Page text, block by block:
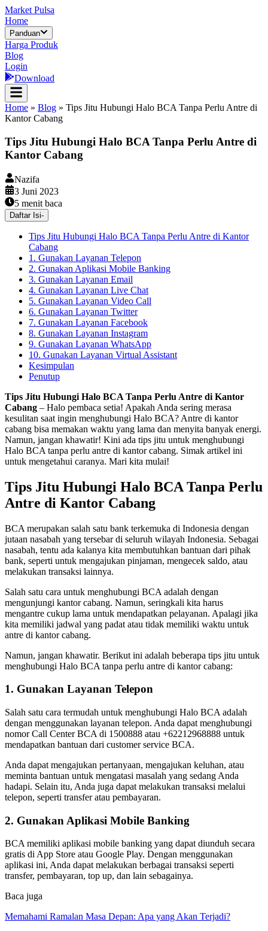
Market Pulsa
Home
Panduan
Harga Produk
Blog
Login
Download
Home » Blog » Tips Jitu Hubungi Halo BCA Tanpa Perlu Antre di
Kantor Cabang
Tips Jitu Hubungi Halo BCA Tanpa Perlu Antre di
Kantor Cabang
Nazifa
3 Juni 2023
5 menit baca
Daftar Isi-
Tips Jitu Hubungi Halo BCA Tanpa Perlu Antre di Kantor
Cabang
1. Gunakan Layanan Telepon
2. Gunakan Aplikasi Mobile Banking
3. Gunakan Layanan Email
4. Gunakan Layanan Live Chat
5. Gunakan Layanan Video Call
6. Gunakan Layanan Twitter
7. Gunakan Layanan Facebook
8. Gunakan Layanan Instagram
9. Gunakan Layanan WhatsApp
10. Gunakan Layanan Virtual Assistant
Kesimpulan
Penutup
Tips Jitu Hubungi Halo BCA Tanpa Perlu Antre di Kantor
Cabang – Halo pembaca setia! Apakah Anda sering merasa
kesulitan saat ingin menghubungi Halo BCA? Antre di kantor
cabang bisa memakan waktu yang lama dan menyita banyak energi.
Namun, jangan khawatir! Kini ada tips jitu untuk menghubungi
Halo BCA tanpa perlu antre di kantor cabang. Simak artikel ini
untuk mengetahui caranya. Mari kita mulai!
Tips Jitu Hubungi Halo BCA Tanpa Perlu
Antre di Kantor Cabang
BCA merupakan salah satu bank terkemuka di Indonesia dengan
jutaan nasabah yang tersebar di seluruh wilayah Indonesia. Sebagai
nasabah, tentu ada kalanya kita membutuhkan bantuan dari pihak
bank, seperti untuk mengajukan pinjaman, mengecek saldo, atau
melakukan transaksi lainnya.
Salah satu cara untuk menghubungi BCA adalah dengan
mengunjungi kantor cabang. Namun, seringkali kita harus
mengantre cukup lama untuk mendapatkan pelayanan. Apalagi jika
kita memiliki jadwal yang padat atau tidak memiliki waktu untuk
antre di kantor cabang.
Namun, jangan khawatir. Berikut ini adalah beberapa tips jitu untuk
menghubungi Halo BCA tanpa perlu antre di kantor cabang:
1. Gunakan Layanan Telepon
Salah satu cara termudah untuk menghubungi Halo BCA adalah
dengan menggunakan layanan telepon. Anda dapat menghubungi
nomor Call Center BCA di 1500888 atau +62212968888 untuk
mendapatkan bantuan dari customer service BCA.
Anda dapat mengajukan pertanyaan, mengajukan keluhan, atau
meminta bantuan untuk mengatasi masalah yang sedang Anda
hadapi. Selain itu, Anda juga dapat melakukan transaksi melalui
telepon, seperti transfer atau pembayaran.
2. Gunakan Aplikasi Mobile Banking
BCA memiliki aplikasi mobile banking yang dapat diunduh secara
gratis di App Store atau Google Play. Dengan menggunakan
aplikasi ini, Anda dapat melakukan berbagai transaksi seperti
transfer, pembayaran, top up, dan lain sebagainya.
Baca juga
Memahami Ramalan Masa Depan: Apa yang Akan Terjadi?